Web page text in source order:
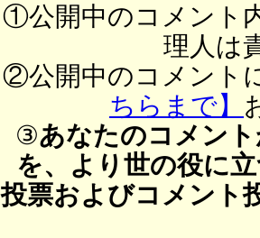
①公開中のコメント
理人は
②公開中のコメント
ちらまで】
③あなたのコメン
を、より世の役に
投票およびコメント